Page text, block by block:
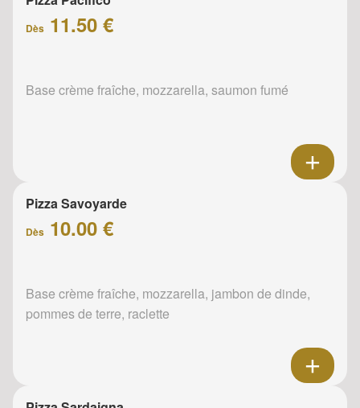
Dès 11.50 €
Base crème fraîche, mozzarella, saumon fumé
Pizza Savoyarde
Dès 10.00 €
Base crème fraîche, mozzarella, jambon de dinde,
pommes de terre, raclette